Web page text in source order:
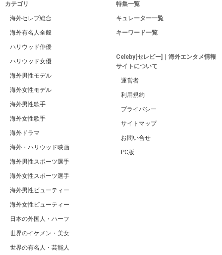
カテゴリ
海外セレブ総合
海外有名人全般
ハリウッド俳優
ハリウッド女優
海外男性モデル
海外女性モデル
海外男性歌手
海外女性歌手
海外ドラマ
海外・ハリウッド映画
海外男性スポーツ選手
海外女性スポーツ選手
海外男性ビューティー
海外女性ビューティー
日本の外国人・ハーフ
世界のイケメン・美女
世界の有名人・芸能人
特集一覧
キュレーター一覧
キーワード一覧
Celeby[セレビー]｜海外エンタメ情報
サイトについて
運営者
利用規約
プライバシー
サイトマップ
お問い合せ
PC版